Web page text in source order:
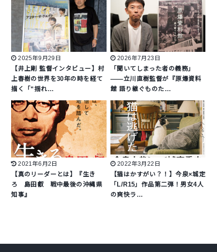
2025年9月29日
【井上剛 監督インタビュー】村
上春樹の世界を30年の時を経て
描く「“揺れ…
2026年7月23日
「聞いてしまった者の義務」
――立川直樹監督が『原爆資料
館 語り継ぐものた…
2021年6月2日
【真のリーダーとは】『生き
ろ 島田叡 戦中最後の沖縄県
知事』
2022年3月22日
【猫はかすがい？！】今泉×城定
「L/R15」作品第二弾！男女4人
の爽快ラ…